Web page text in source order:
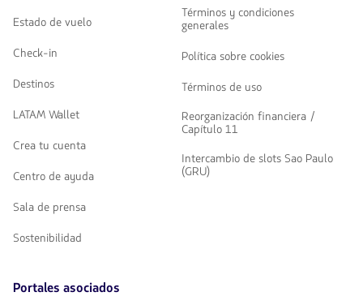
Estado de vuelo
Check-in
Destinos
LATAM Wallet
Crea tu cuenta
Centro de ayuda
Sala de prensa
Sostenibilidad
Términos y condiciones
generales
Política sobre cookies
Términos de uso
Reorganización financiera /
Capítulo 11
Intercambio de slots Sao Paulo
(GRU)
Portales asociados